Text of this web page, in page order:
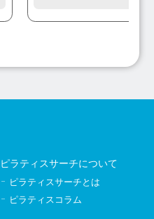
ピラティスサーチについて
ピラティスサーチとは
ピラティスコラム